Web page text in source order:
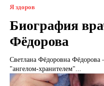
Я здоров
Биография
Фёдорова
Светлана Фёдоровна Фёдорова
"ангелом-хранителем"...